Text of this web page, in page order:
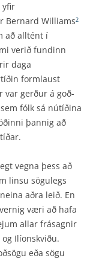
yfir
Bernard Williams2
að alltént í
verið fundinn
daga
formlaust
var gerður á goð­
fólk sá nútíðina
þannig að
vegna þess að
linsu sögulegs
aðra leið. En
væri að hafa
allar frásagnir
Ilíonskviðu.
eða sögu